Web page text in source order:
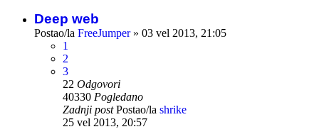
Deep web
Postao/la FreeJumper» 03 vel 2013, 21:05
1
2
3
22 Odgovori
40330 Pogledano
Zadnji postPostao/la shrike
25 vel 2013, 20:57